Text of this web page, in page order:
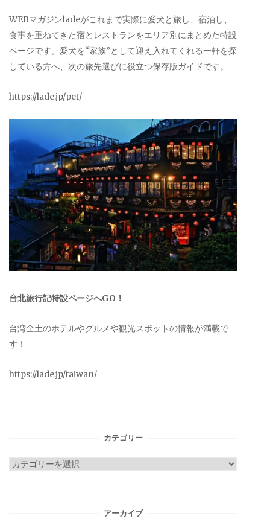
WEBマガジンladeがこれまで実際に愛犬と旅し、宿泊し、
食事を重ねてきた宿とレストランをエリア別にまとめた特設
ページです。愛犬を“家族”として迎え入れてくれる一軒を探
している方へ、次の旅先選びに役立つ保存版ガイドです。
https://lade.jp/pet/
台北旅行記特設ページへGO！
台湾全土のホテルやグルメや観光スポットの情報が満載で
す！
https://lade.jp/taiwan/
カテゴリー
カ
アーカイブ